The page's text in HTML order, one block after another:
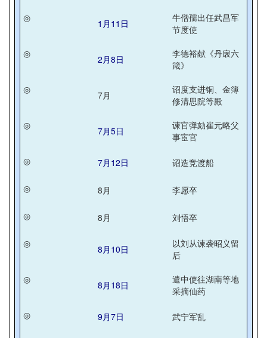
◎ 1月11日
牛僧孺出任武昌军
节度使
◎
2月8日
李德裕献《丹扆六
箴》
◎
7月
诏度支进铜、金簿
修清思院等殿
◎
7月5日
谏官弹劾崔元略父
事宦官
◎
7月12日 诏造竞渡船
◎ 8月 李愿卒
◎ 8月 刘悟卒
◎ 8月10日
以刘从谏袭昭义留
后
◎
8月18日
遣中使往湖南等地
采摘仙药
◎
9月7日 武宁军乱